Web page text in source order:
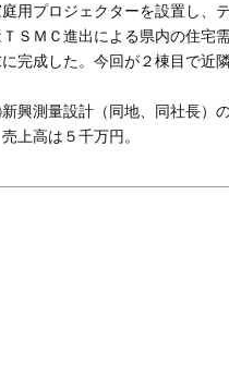
用プロジェクターを設置し
ＳＭＣ進出による県内の住
完成した。今回が２棟目で
興測量設計（同地、同社長）
上高は５千万円。